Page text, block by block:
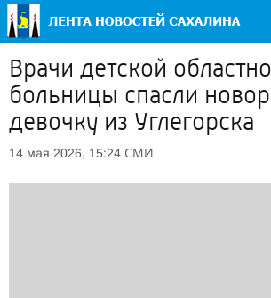
Врачи детской
больницы спасли
девочку из Углегорска
14 мая 2026, 15:24 СМИ